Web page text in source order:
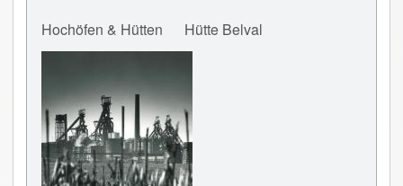
Hochöfen & Hütten Hütte Belval